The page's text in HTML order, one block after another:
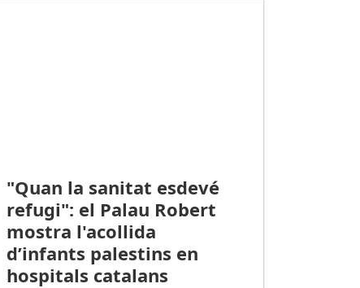
"Quan la sanitat esdevé
refugi": el Palau Robert
mostra l'acollida
d’infants palestins en
hospitals catalans